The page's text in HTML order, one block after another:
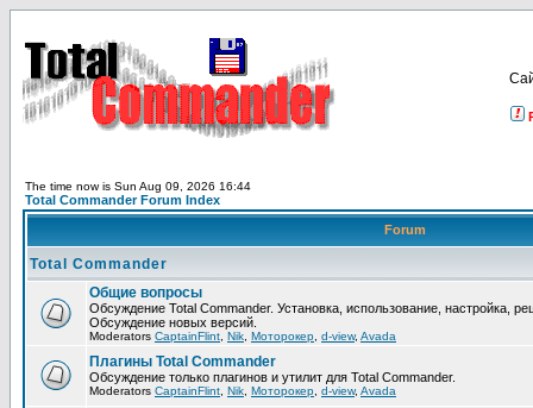
The time now is Sun Aug 09, 2026 16:44
Total Commander Forum Index
Forum
Total Commander
Общие вопросы
Обсуждение Total Commander. Установка, использование, настройка,
Обсуждение новых версий.
Moderators CaptainFlint Nik Моторокер d-view, Avada
Плагины Total Commander
Обсуждение только плагинов и утилит для Total Commander.
Moderators CaptainFlint Nik Моторокер d-view, Avada